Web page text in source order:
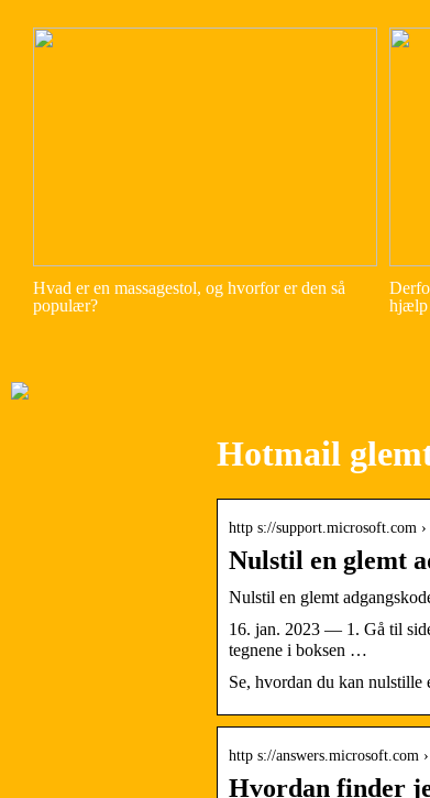
Hvad er en massagestol, og hvorfor er den så
populær?
hjælp
Hotmail
http s://support.microsoft.com
Nulstil en glemt
Nulstil en glemt
16. jan. 2023 — 1. Gå til
tegnene i boksen …
Se, hvordan du kan
http s://answers.microsoft.com
Hvordan finder